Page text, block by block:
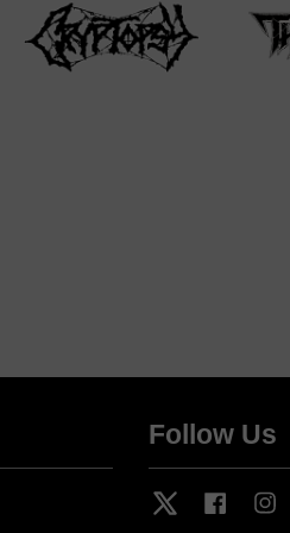
Follow Us
Twitter Facebook